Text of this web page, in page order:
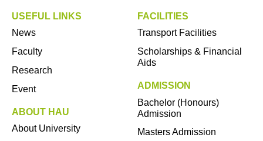
USEFUL LINKS
News
Faculty
Research
Event
ABOUT HAU
About University
FACILITIES
Transport Facilities
Scholarships & Financial
Aids
ADMISSION
Bachelor (Honours)
Admission
Masters Admission